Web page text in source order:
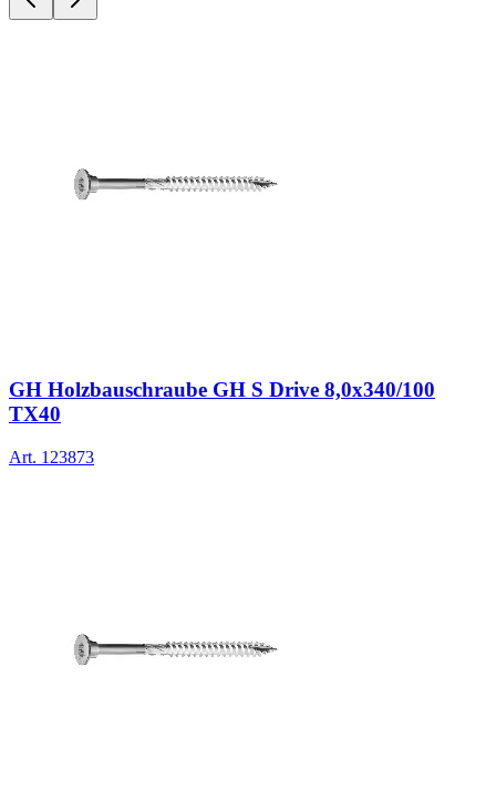
GH Holzbauschraube GH S Drive 8,0x340/100
TX40
Art. 123873